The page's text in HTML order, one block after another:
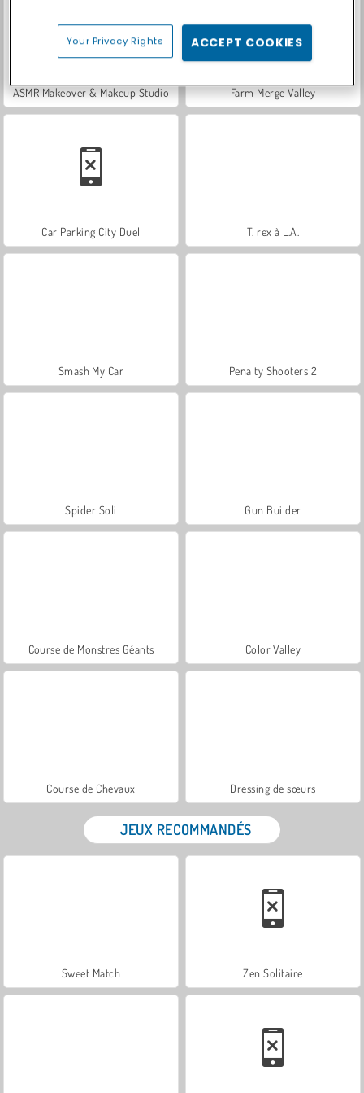
ASMR Makeover & Makeup Studio Farm Merge Valley
Car Parking City Duel T. rex à L.A.
Smash My Car Penalty Shooters 2
Spider Soli Gun Builder
Course de Monstres Géants Color Valley
Course de Chevaux Dressing de sœurs
JEUX RECOMMANDÉS
Sweet Match Zen Solitaire
Your Privacy Rights ACCEPT COOKIES